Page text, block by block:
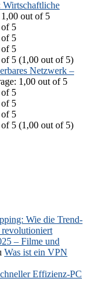
Wirtschaftliche
(1,00 out of 5)
Netzwerk –
(1,00 out of 5)
Wie die Trend-
revolutioniert
– Filme und
Was ist ein VPN
Effizienz-PC